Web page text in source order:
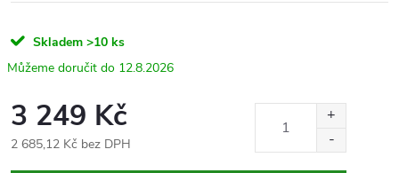
Skladem >10 ks
12.8.2026
3 249 Kč
2 685,12 Kč bez DPH